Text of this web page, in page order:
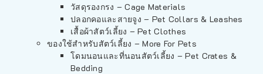
วัสดุรองกรง – Cage Materials
ปลอกคอและสายจูง – Pet Collars & Leashes
เสื้อผ้าสัตว์เลี้ยง – Pet Clothes
ของใช้สำหรับสัตว์เลี้ยง – More For Pets
โดมนอนและที่นอนสัตว์เลี้ยง – Pet Crates &
Bedding